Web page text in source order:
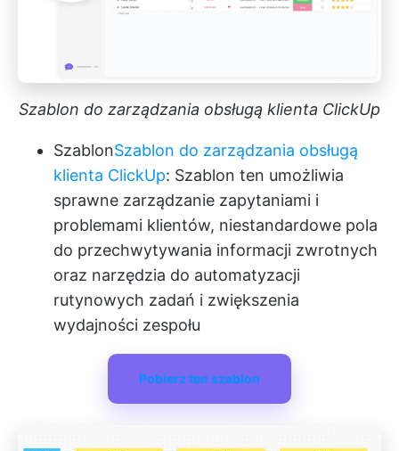
Szablon do zarządzania obsługą klienta ClickUp
SzablonSzablon do zarządzania obsługą
klienta ClickUp: Szablon ten umożliwia
sprawne zarządzanie zapytaniami i
problemami klientów, niestandardowe pola
do przechwytywania informacji zwrotnych
oraz narzędzia do automatyzacji
rutynowych zadań i zwiększenia
wydajności zespołu
Pobierz ten szablon